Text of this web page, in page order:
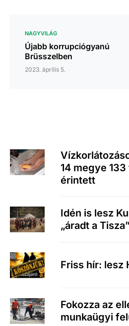
NAGYVILÁG
Újabb korrupciógyanú
Brüsszelben
2023. április 5.
14 megye
érintett
Idén is lesz
„áradt a Tisza”
Friss hír: lesz
Fokozza az
munkaügyi